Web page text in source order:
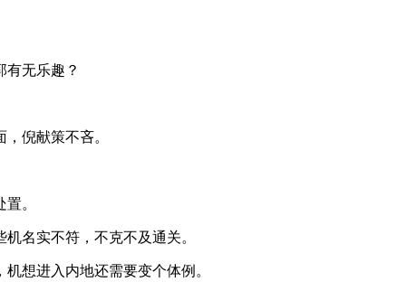
无乐趣？
倪献策不吝。
。
名实不符，不克不及通关。
想进入内地还需要变个体例。